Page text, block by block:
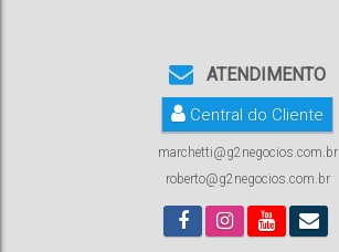
ATENDIMENTO
Central do Cliente
marchetti@g2negocios.com.br
roberto@g2negocios.com.br